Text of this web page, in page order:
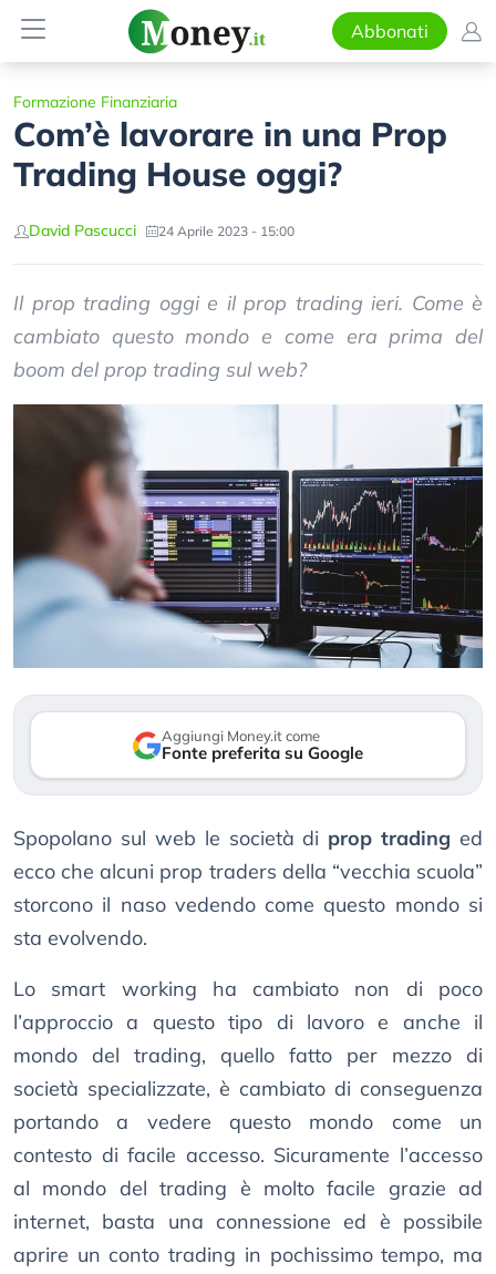
Abbonati
Formazione Finanziaria
Com’è lavorare in una Prop
Trading House oggi?
David Pascucci 24 Aprile 2023 - 15:00
Il prop trading oggi e il prop trading ieri. Come è
cambiato questo mondo e come era prima del
boom del prop trading sul web?
Aggiungi Money.it come
Fonte preferita su Google
Spopolano sul web le società di prop trading ed
ecco che alcuni prop traders della “vecchia scuola”
storcono il naso vedendo come questo mondo si
sta evolvendo.
Lo smart working ha cambiato non di poco
l’approccio a questo tipo di lavoro e anche il
mondo del trading, quello fatto per mezzo di
società specializzate, è cambiato di conseguenza
portando a vedere questo mondo come un
contesto di facile accesso. Sicuramente l’accesso
al mondo del trading è molto facile grazie ad
internet, basta una connessione ed è possibile
aprire un conto trading in pochissimo tempo, ma